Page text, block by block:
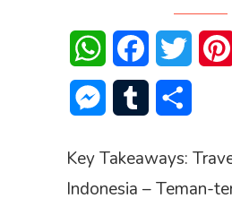
WhatsAppFacebookTwitter
Messenger
Tumblr
Key Takeaways:
Indonesia – Teman-